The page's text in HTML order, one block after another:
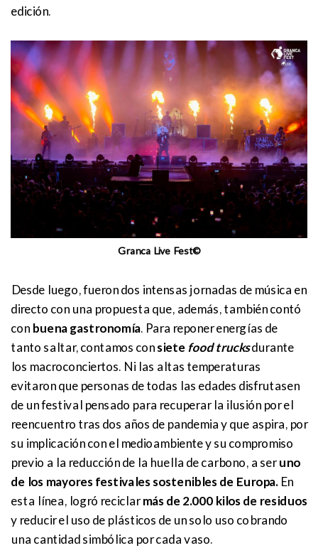
edición.
Granca Live Fest©
Desde luego, fueron dos intensas jornadas de música en
directo con una propuesta que, además, también contó
con buena gastronomía. Para reponer energías de
tanto saltar, contamos consietefood trucksdurante
los macroconciertos. Ni las altas temperaturas
evitaron que personas de todas las edades disfrutasen
de un festival pensado para recuperar la ilusión por el
reencuentro tras dos años de pandemia y que aspira, por
su implicación con el medioambiente y su compromiso
previo a la reducción de la huella de carbono, a seruno
de los mayores festivales sostenibles de Europa. En
esta línea, logró reciclarmás de 2.000 kilos de residuos
y reducir el uso de plásticos de un solo uso cobrando
una cantidad simbólica por cada vaso.